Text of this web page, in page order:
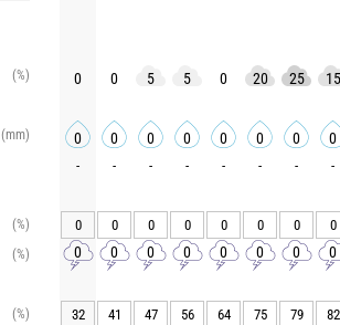
(%)
(mm)
(%)
(%)
(%)
0 0 5 5 0 20 25 15
0 0 0 0 0 0 0 0
- - - - - - - -
0 0 0 0 0 0 0 0
0 0 0 0 0 0 0 0
32 41 47 56 64 75 79
82